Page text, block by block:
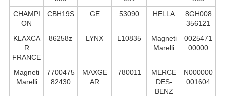
CHAMPI
ON
CBH19S GE 53090 HELLA
8GH008
356121
KLAXCA
R
FRANCE
86258z LYNX L10835
Magneti
Marelli
0025471
00000
Magneti
Marelli
7700475
82430
MAXGE
AR
780011
MERCE
DES-
BENZ
N000000
001604